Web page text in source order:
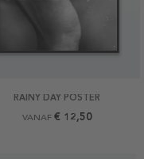
RAINY DAY POSTER
VANAF € 12,50